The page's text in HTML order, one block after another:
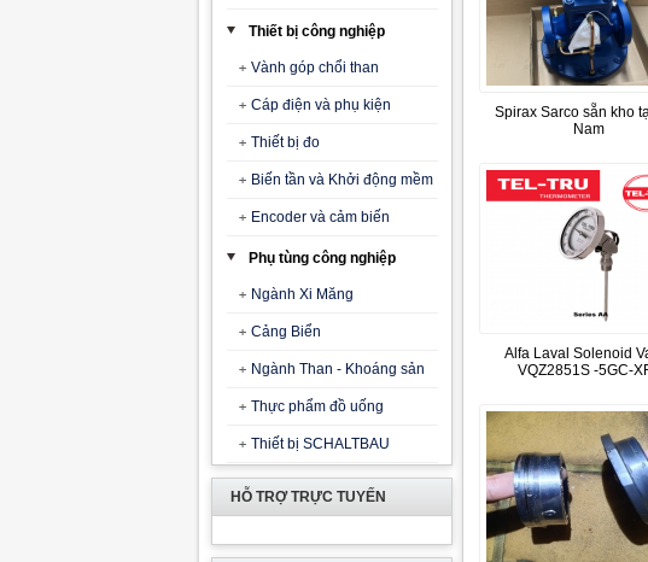
Thiết bị công nghiệp
Vành góp chổi than
Cáp điện và phụ kiện
Thiết bị đo
Biến tần và Khởi động mềm
Encoder và cảm biến
Phụ tùng công nghiệp
Ngành Xi Măng
Cảng Biển
Ngành Than - Khoáng sản
Thực phẩm đồ uống
Thiết bị SCHALTBAU
HỖ TRỢ TRỰC TUYẾN
Spirax Sarco sẵn kho
Nam
Alfa Laval Solenoid
VQZ2851S -5GC-